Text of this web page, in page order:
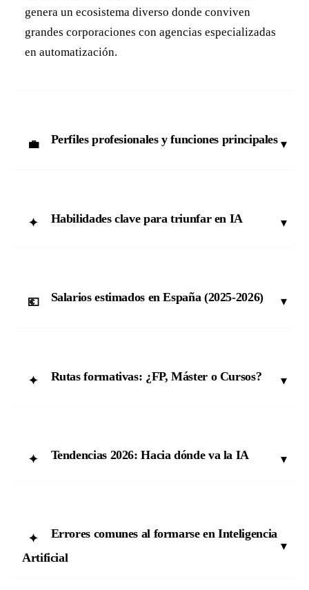
genera un ecosistema diverso donde conviven
grandes corporaciones con agencias especializadas
en automatización.
💼 Perfiles profesionales y funciones principales ▾
✦ Habilidades clave para triunfar en IA ▾
💶 Salarios estimados en España (2025-2026) ▾
✦ Rutas formativas: ¿FP, Máster o Cursos? ▾
✦ Tendencias 2026: Hacia dónde va la IA ▾
✦
Errores comunes al formarse en Inteligencia
Artificial
▾